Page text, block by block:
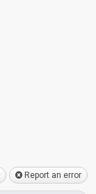
Report an error